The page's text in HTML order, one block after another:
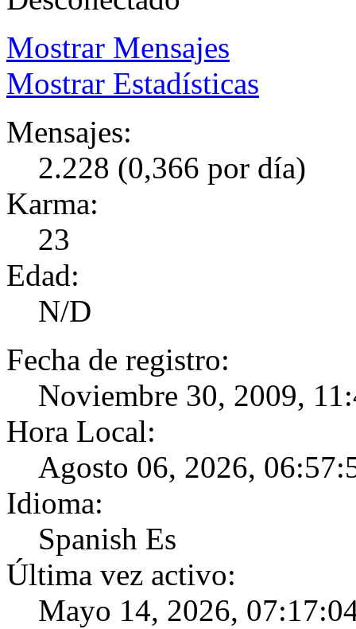
Mostrar Mensajes
Mostrar Estadísticas
Mensajes:
2.228 (0,366 por día)
Karma:
23
Edad:
N/D
Fecha de registro:
Noviembre 30, 2009,
Hora Local:
Agosto 06, 2026,
Idioma:
Spanish Es
Última vez activo:
Mayo 14, 2026,